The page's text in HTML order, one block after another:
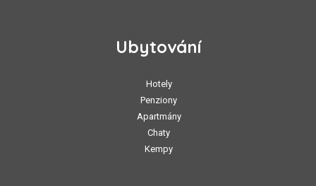
Ubytování
Hotely
Penziony
Apartmány
Chaty
Kempy